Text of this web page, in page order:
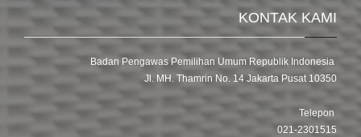
KONTAK KAMI
Badan Pengawas Pemilihan Umum Republik Indonesia
Jl. MH. Thamrin No. 14 Jakarta Pusat 10350
Telepon
021-2301515